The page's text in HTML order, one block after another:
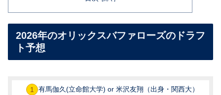
2026年のオリックスバファローズのドラフ
ト予想
有馬伽久(立命館大学) or 米沢友翔（出身・関西大）